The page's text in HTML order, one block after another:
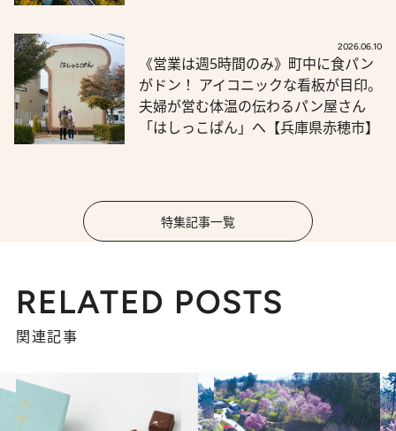
2026.06.10
《営業は週5時間のみ》町中に食パン
がドン！ アイコニックな看板が目印。
夫婦が営む体温の伝わるパン屋さん
「はしっこぱん」へ【兵庫県赤穂市】
特集記事一覧
RELATED POSTS
関連記事